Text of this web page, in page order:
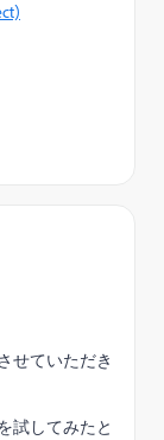
せていただき
試してみたと